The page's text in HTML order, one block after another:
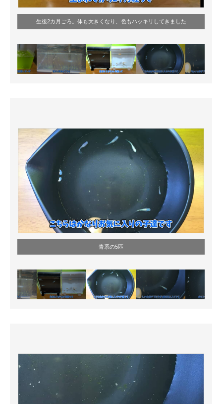
生後2カ月ごろ。体も大きくなり、色もハッキリしてきました
青系の5匹